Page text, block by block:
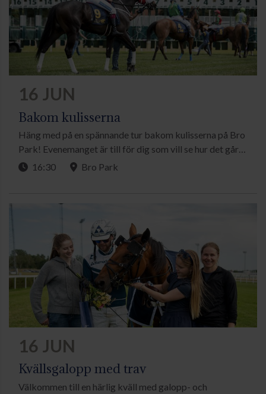
16 JUN
Bakom kulisserna
Häng med på en spännande tur bakom kulisserna på Bro
Park! Evenemanget är till för dig som vill se hur det går
till bakom kulisserna på en tävlingsdag och vill lära dig
16:30 Bro Park
16 JUN
Kvällsgalopp med trav
Välkommen till en härlig kväll med galopp- och